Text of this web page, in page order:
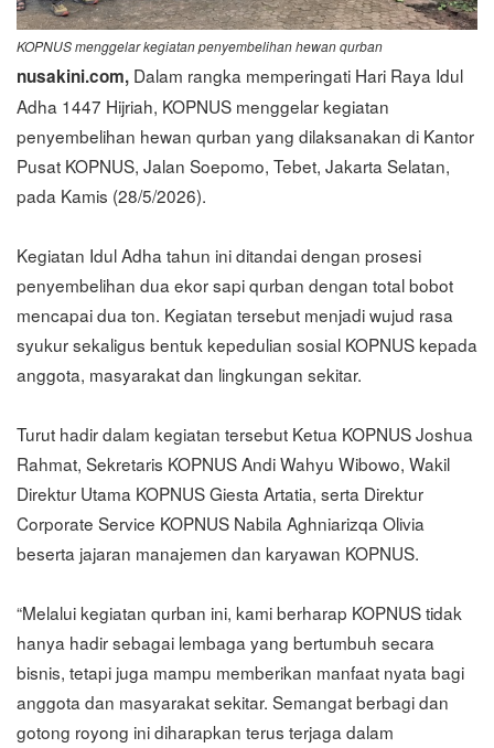
KOPNUS menggelar kegiatan penyembelihan hewan qurban
nusakini.com, Dalam rangka memperingati Hari Raya Idul
Adha 1447 Hijriah, KOPNUS menggelar kegiatan
penyembelihan hewan qurban yang dilaksanakan di Kantor
Pusat KOPNUS, Jalan Soepomo, Tebet, Jakarta Selatan,
pada Kamis (28/5/2026).
Kegiatan Idul Adha tahun ini ditandai dengan prosesi
penyembelihan dua ekor sapi qurban dengan total bobot
mencapai dua ton. Kegiatan tersebut menjadi wujud rasa
syukur sekaligus bentuk kepedulian sosial KOPNUS kepada
anggota, masyarakat dan lingkungan sekitar.
Turut hadir dalam kegiatan tersebut Ketua KOPNUS Joshua
Rahmat, Sekretaris KOPNUS Andi Wahyu Wibowo, Wakil
Direktur Utama KOPNUS Giesta Artatia, serta Direktur
Corporate Service KOPNUS Nabila Aghniarizqa Olivia
beserta jajaran manajemen dan karyawan KOPNUS.
“Melalui kegiatan qurban ini, kami berharap KOPNUS tidak
hanya hadir sebagai lembaga yang bertumbuh secara
bisnis, tetapi juga mampu memberikan manfaat nyata bagi
anggota dan masyarakat sekitar. Semangat berbagi dan
gotong royong ini diharapkan terus terjaga dalam